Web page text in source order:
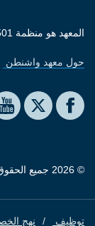
المعهد هو منظمة 501(c)3 ؛ جميع التبرعات معفاة من الضرائب.
quick links
حول معهد واشنطن
media
on Facebook
on X
© 2026 جميع الحقوق محفوظة.
توظيف نهج